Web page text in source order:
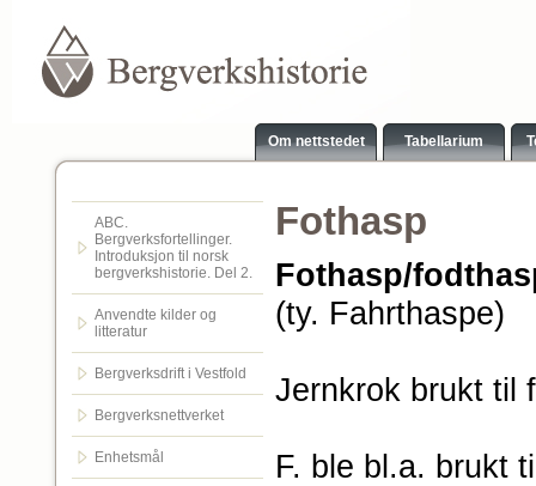
Om nettstedet Tabellarium
ABC.
Bergverksfortellinger.
Introduksjon til norsk
bergverkshistorie. Del 2.
Anvendte kilder og
litteratur
Bergverksdrift i Vestfold
Bergverksnettverket
Enhetsmål
Fothasp
Fothasp/
(ty. Fahrthaspe)
Jernkrok brukt til
F. ble bl.a. brukt